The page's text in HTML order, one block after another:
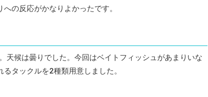
の反応がかなりよかったです。
候は曇りでした。今回はベイトフィッシュがあまりいな
タックルを2種類用意しました。